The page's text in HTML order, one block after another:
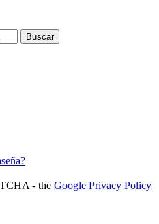
Buscar
- the Google Privacy Policy